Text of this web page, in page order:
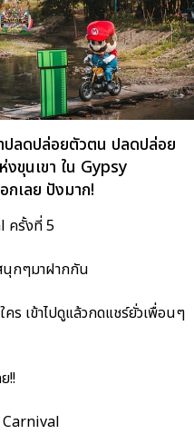
ปลดปล่อยตัวตน ปลดปล่อย
ขุนเขา ใน Gypsy
เลย ปังมาก!
ครั้งที่ 5
นุกๆมาฝากกัน
ร เข้าไปดูแล้วกดแชร์ยั่วเพื่อนๆ
!!
Carnival